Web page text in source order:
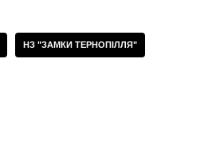
НЗ "ЗАМКИ ТЕРНОПІЛЛЯ"